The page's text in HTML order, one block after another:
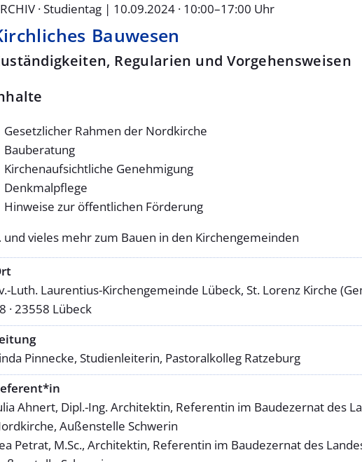
· Studientag | 10.09.2024 · 10:00–17:00 Uhr
Bauwesen
Regularien und Vorgehensweisen
Gesetzlicher Rahmen der Nordkirche
Bauberatung
Kirchenaufsichtliche Genehmigung
Denkmalpflege
Hinweise zur öffentlichen Förderung
und vieles mehr zum Bauen in den Kirchengemeinden
Luth. Laurentius-Kirchengemeinde Lübeck, St. Lorenz Kirche
· 23558 Lübeck
Pinnecke, Studienleiterin, Pastoralkolleg Ratzeburg
Ahnert, Dipl.-Ing. Architektin, Referentin im Baudezernat des
Außenstelle Schwerin
Petrat, M.Sc., Architektin, Referentin im Baudezernat des